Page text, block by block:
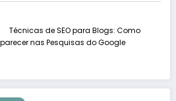
Técnicas de SEO para Blogs: Como
nas Pesquisas do Google